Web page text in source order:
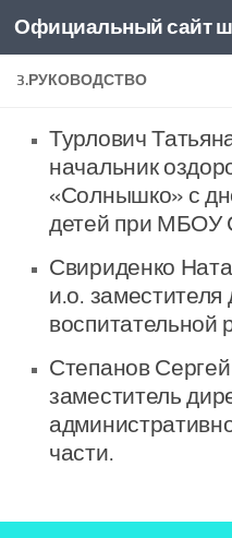
Skip to content
3.РУКОВОДСТВО
Турлович
начальник
«Солнышко» с
детей при
Свириденко
и.о. заместителя
воспитательной
Степанов
заместитель
части.